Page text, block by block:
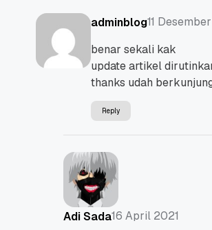
adminblog11
benar sekali kak
update artikel
thanks udah
Reply
Adi Sada16 April 2021